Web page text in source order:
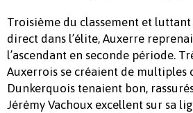
Troisième du classement et
direct dans l’élite, Auxerre
l’ascendant en seconde période.
Auxerrois se créaient de multiples
Dunkerquois tenaient bon,
Jérémy Vachoux excellent sur sa